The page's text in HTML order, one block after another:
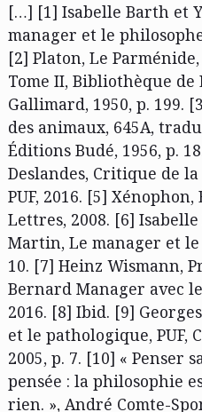
[…] [1] Isabelle Barth et
manager et le
[2] Platon, Le
Tome II, Bibliothèque de
Gallimard, 1950, p. 199.
des animaux, 645A,
Éditions Budé, 1956, p.
Deslandes, Critique de
PUF, 2016. [5]
Lettres, 2008. [6]
Martin, Le manager et
10. [7] Heinz Wismann,
Bernard Manager avec
2016. [8] Ibid. [9]
et le pathologique, PUF,
2005, p. 7. [10] « Penser
pensée : la philosophie
rien. », André Comte-